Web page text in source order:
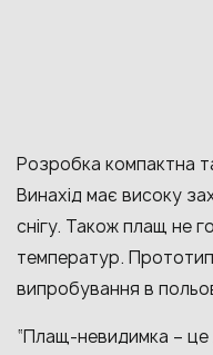
Розробка компактна
Винахід має високу
снігу. Також плащ не
температур.
випробування в
“Плащ-невидимка –